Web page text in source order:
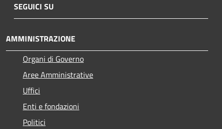
SEGUICI SU
AMMINISTRAZIONE
Organi di Governo
Aree Amministrative
Uffici
Enti e fondazioni
Politici